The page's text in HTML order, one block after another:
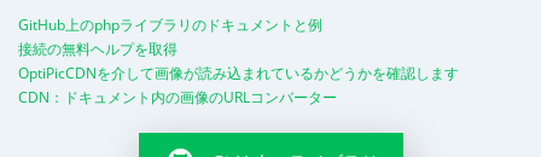
GitHub上のphpライブラリのドキュメントと例
接続の無料ヘルプを取得
OptiPicCDNを介して画像が読み込まれているかどうかを確認します
CDN：ドキュメント内の画像のURLコンバーター